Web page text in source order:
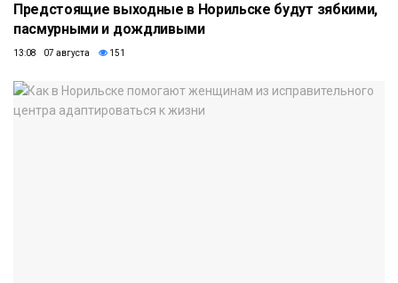
Предстоящие выходные в Норильске будут зябкими,
пасмурными и дождливыми
13:08 07 августа 151